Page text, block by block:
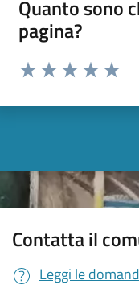
Quanto sono
pagina?
Valuta da 1 a 5 stelle la
Contatta il
Leggi le